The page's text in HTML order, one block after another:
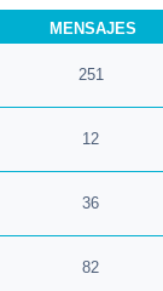
MENSAJES
251
12
36
82